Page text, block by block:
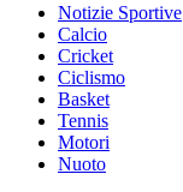
Notizie Sportive
Calcio
Cricket
Ciclismo
Basket
Tennis
Motori
Nuoto